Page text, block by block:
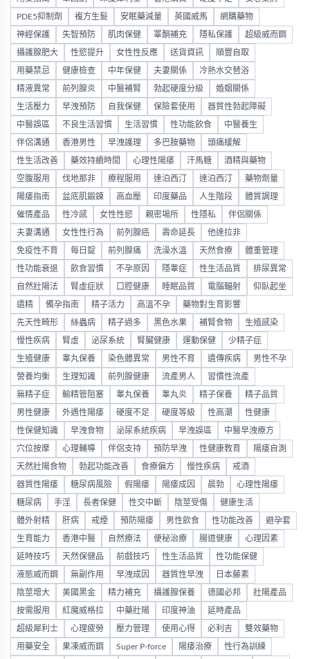
PDE5抑制劑 複方生髮 安眠藥減量 英國威馬 網購藥物
神經保護 失智預防 肌肉保健 睪酮補充 隱私保護 超級威而鋼
攝護腺肥大 性慾提升 女性性反應 送貨資訊 順豐自取
用藥禁忌 健康檢查 中年保健 夫妻關係 冷熱水交替浴
精液異常 前列腺炎 中醫補腎 勃起硬度分級 婚姻關係
生活壓力 早洩預防 自我保健 保險套使用 器質性勃起障礙
中醫誤區 不良生活習慣 生活習慣 性功能飲食 中醫養生
伴侶溝通 香港男性 早洩護理 多巴胺藥物 頭痛緩解
性生活改善 藥效持續時間 心理性陽痿 汗馬糖 酒精與藥物
空腹服用 伐地那非 療程服用 達泊西汀 達泊西汀 藥物劑量
陽痿指南 盆底肌鍛鍊 高血壓 印度藥品 人生階段 體質調理
催情產品 性冷感 女性性慾 親密場所 性隱私 伴侶關係
夫妻溝通 女性性行為 前列腺癌 壽命延長 他達拉非
免疫性不育 每日錠 前列腺痛 洗澡水溫 天然食療 體重管理
性功能衰退 飲食習慣 不孕原因 隱睾症 性生活品質 排尿異常
自然壯陽法 腎虛症狀 口腔健康 睡眠品質 電腦輻射 仰臥起坐
遺精 備孕指南 精子活力 高溫不孕 藥物對生育影響
先天性畸形 絲蟲病 精子過多 黑色水果 補腎食物 生殖感染
慢性疾病 腎虛 泌尿系統 腎臟健康 運動保健 少精子症
生殖健康 睾丸保養 染色體異常 男性不育 遺傳疾病 男性不孕
營養均衡 生理知識 前列腺健康 流產男人 習慣性流產
無精子症 輸精管阻塞 睾丸保養 睾丸炎 精子保養 精子品質
男性健康 外遇性陽痿 硬度不足 硬度等級 性高潮 性健康
性保健知識 早洩食物 泌尿系統疾病 早洩誤區 中醫早洩療方
穴位按摩 心理輔導 伴侶支持 預防早洩 性健康教育 陽痿自測
天然壯陽食物 勃起功能改善 食療偏方 慢性疾病 戒酒
器質性陽痿 糖尿病風險 假陽痿 陽痿成因 晨勃 心理性陽痿
糖尿病 手淫 長者保健 性交中斷 陰莖受傷 健康生活
體外射精 肝病 戒煙 預防陽痿 男性飲食 性功能改善 避孕套
生育能力 香港中醫 自然療法 便秘治療 腸道健康 心理因素
延時技巧 天然保健品 前戲技巧 性生活品質 性功能保健
液態威而鋼 無副作用 早洩成因 器質性早洩 日本藤素
陰莖增大 美國黑金 精力補充 攝護腺保養 德國必邦 壯陽產品
按需服用 紅魔威格拉 中藥壯陽 印度神油 延時產品
超級犀利士 心理疲勞 壓力管理 使用心得 必利吉 雙效藥物
用藥安全 果凍威而鋼 Super P-force 陽痿治療 性行為訓練